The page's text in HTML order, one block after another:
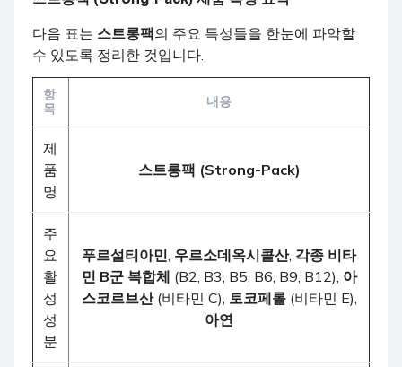
다음 표는 스트롱팩의 주요 특성들을 한눈에 파악할
수 있도록 정리한 것입니다.
항
목
내용
제
품
명
스트롱팩 (Strong-Pack)
주
요
활
성
성
분
푸르설티아민, 우르소데옥시콜산, 각종 비타
민 B군 복합체 (B2, B3, B5, B6, B9, B12), 아
스코르브산(비타민 C), 토코페롤(비타민 E),
아연